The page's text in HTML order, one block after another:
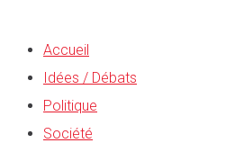
Accueil
Idées / Débats
Politique
Société